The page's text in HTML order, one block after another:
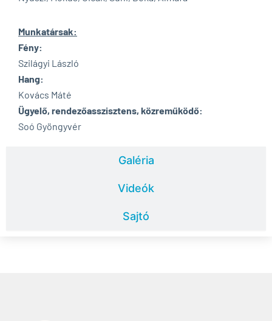
Galéria
Videók
Sajtó
Munkatársak:
Fény:
Szilágyi László
Hang:
Kovács Máté
Ügyelő, rendezőasszisztens, közreműködő:
Soó Gyöngyvér